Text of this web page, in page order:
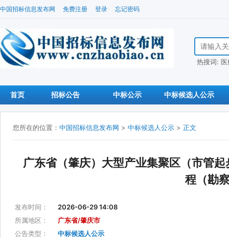
中国招标信息发布网 免费注册 登录 忘记密码
搜索招标信
热搜词:
首页 招标公告 中标公示 中标候选人公示
您所在的位置： 中国招标信息发布网 > 中标候选人公示 > 正文
广东省（肇庆）大型产业集聚区（市管
程（勘
发布时间：
2026-06-29 14:08
所属地区：
广东省/肇庆市
公告类型：
中标候选人公示